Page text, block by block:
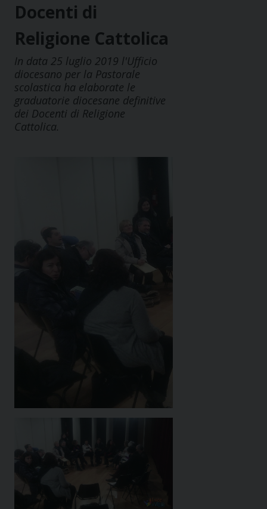
Docenti di
Religione Cattolica
In data 25 luglio 2019 l'Ufficio
diocesano per la Pastorale
scolastica ha elaborate le
graduatorie diocesane definitive
dei Docenti di Religione
Cattolica.